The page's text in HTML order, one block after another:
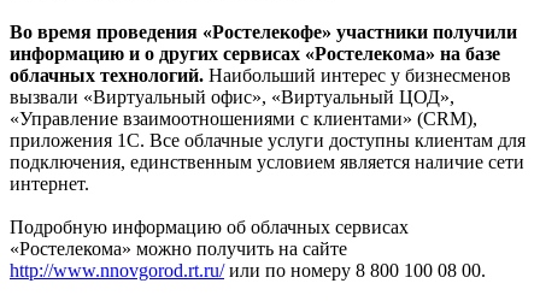
Во время проведения «Ростелекофе» участники получили
информацию и о других сервисах «Ростелекома» на базе
облачных технологий. Наибольший интерес у бизнесменов
вызвали «Виртуальный офис», «Виртуальный ЦОД»,
«Управление взаимоотношениями с клиентами» (CRM),
приложения 1С. Все облачные услуги доступны клиентам для
подключения, единственным условием является наличие сети
интернет.
Подробную информацию об облачных сервисах
«Ростелекома» можно получить на сайте
http://www.nnovgorod.rt.ru/или по номеру 8 800 100 08 00.